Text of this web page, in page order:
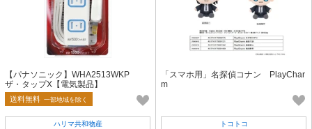
【パナソニック】WHA2513WKP
ザ・タップX【電気製品】
送料無料 一部地域を除く
ハリマ共和物産
「スマホ用」名探偵コナン PlayChar
m
トコトコ